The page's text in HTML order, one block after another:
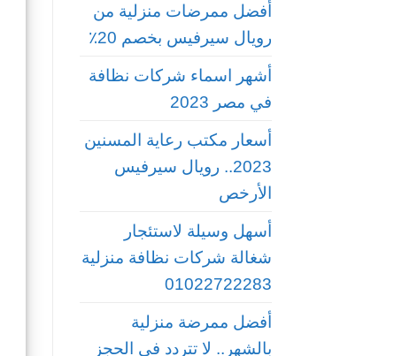
أفضل ممرضات منزلية من
رويال سيرفيس بخصم 20٪
أشهر اسماء شركات نظافة
في مصر 2023
أسعار مكتب رعاية المسنين
2023.. رويال سيرفيس
الأرخص
أسهل وسيلة لاستئجار
شغالة شركات نظافة منزلية
01022722283
أفضل ممرضة منزلية
بالشهر.. لا تتردد في الحجز